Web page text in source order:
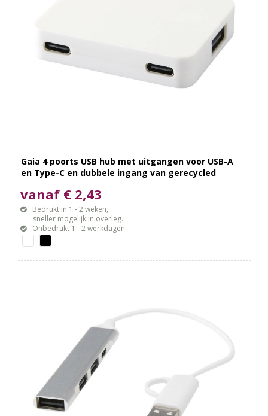
Gaia 4 poorts USB hub met uitgangen voor USB-A
en Type-C en dubbele ingang van gerecycled
vanaf € 2,43
Bedrukt in 1 - 2 weken,
sneller mogelijk in overleg.
Onbedrukt 1 - 2 werkdagen.